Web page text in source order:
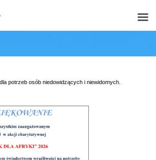
potrzeb osób niedowidzących i niewidomych.